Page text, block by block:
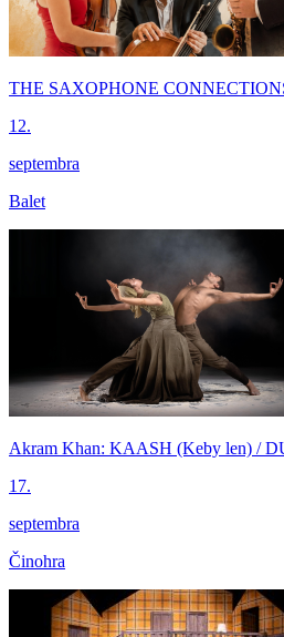
THE SAXOPHONE
12.
septembra
Balet
Akram Khan: KAASH (Keby len) /
17.
septembra
Činohra